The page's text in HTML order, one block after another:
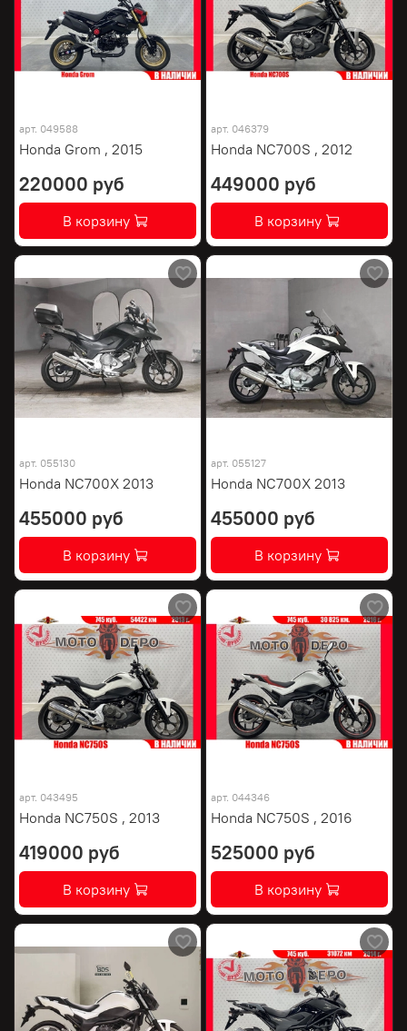
арт. 049588
Honda Grom , 2015
220000 руб
В корзину
арт. 046379
Honda NC700S , 2012
449000 руб
В корзину
арт. 055130
Honda NC700X 2013
455000 руб
В корзину
арт. 055127
Honda NC700X 2013
455000 руб
В корзину
арт. 043495
Honda NC750S , 2013
419000 руб
В корзину
арт. 044346
Honda NC750S , 2016
525000 руб
В корзину